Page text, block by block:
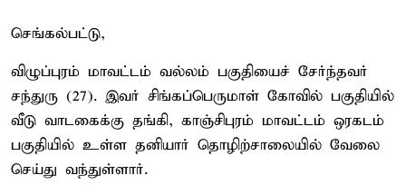
செங்கல்பட்டு,
விழுப்புரம் மாவட்டம் வல்லம் பகுதியைச் சேர்ந்தவர்
சந்துரு (27). இவர் சிங்கப்பெருமாள் கோவில் பகுதியில்
வீடு வாடகைக்கு தங்கி, காஞ்சிபுரம் மாவட்டம் ஒரகடம்
பகுதியில் உள்ள தனியார் தொழிற்சாலையில் வேலை
செய்து வந்துள்ளார்.